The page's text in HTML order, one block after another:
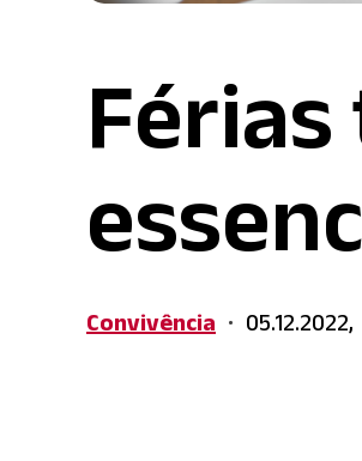
Convivência • 05.12.2022,